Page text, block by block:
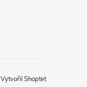
Vytvořil Shoptet